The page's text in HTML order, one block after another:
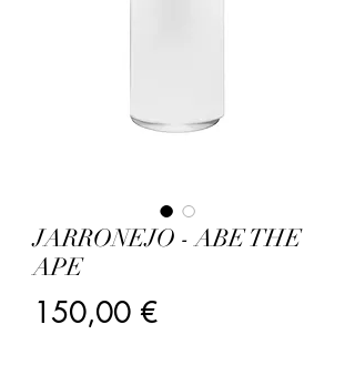
JARRONEJO - ABE THE
APE
150,00 €Precio